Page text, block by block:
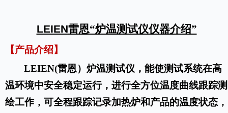
LEIEN雷恩“炉温测试仪仪器介绍”
【产品介绍】
LEIEN(雷恩）炉温测试仪，能使测试系统在高
温环境中安全稳定运行，进行全方位温度曲线跟踪测
绘工作，可全程跟踪记录加热炉和产品的温度状态，